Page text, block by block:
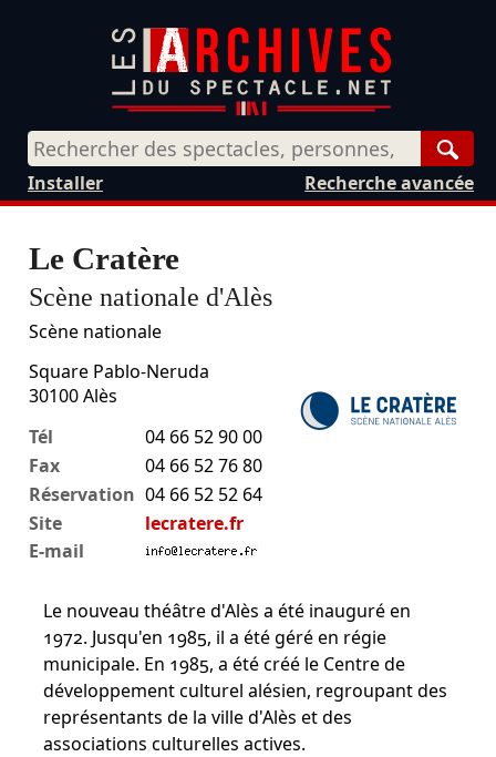
Recherche avancée
Installer
Le Cratère
Scène nationale d'Alès
Scène nationale
Square Pablo-Neruda
30100 Alès
Tél
04 66 52 90 00
Fax
04 66 52 76 80
Réservation 04 66 52 52 64
Site
lecratere.fr
E-mail
Le nouveau théâtre d'Alès a été inauguré en
1972. Jusqu'en 1985, il a été géré en régie
municipale. En 1985, a été créé le Centre de
développement culturel alésien, regroupant des
représentants de la ville d'Alès et des
associations culturelles actives.